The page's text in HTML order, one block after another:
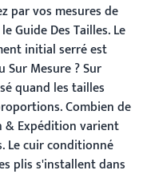
par vos mesures de
Guide Des Tailles. Le
initial serré est
Sur Mesure ?Sur
quand les tailles
Combien de
& Expéditionvarient
Le cuir conditionné
plis s'installent dans